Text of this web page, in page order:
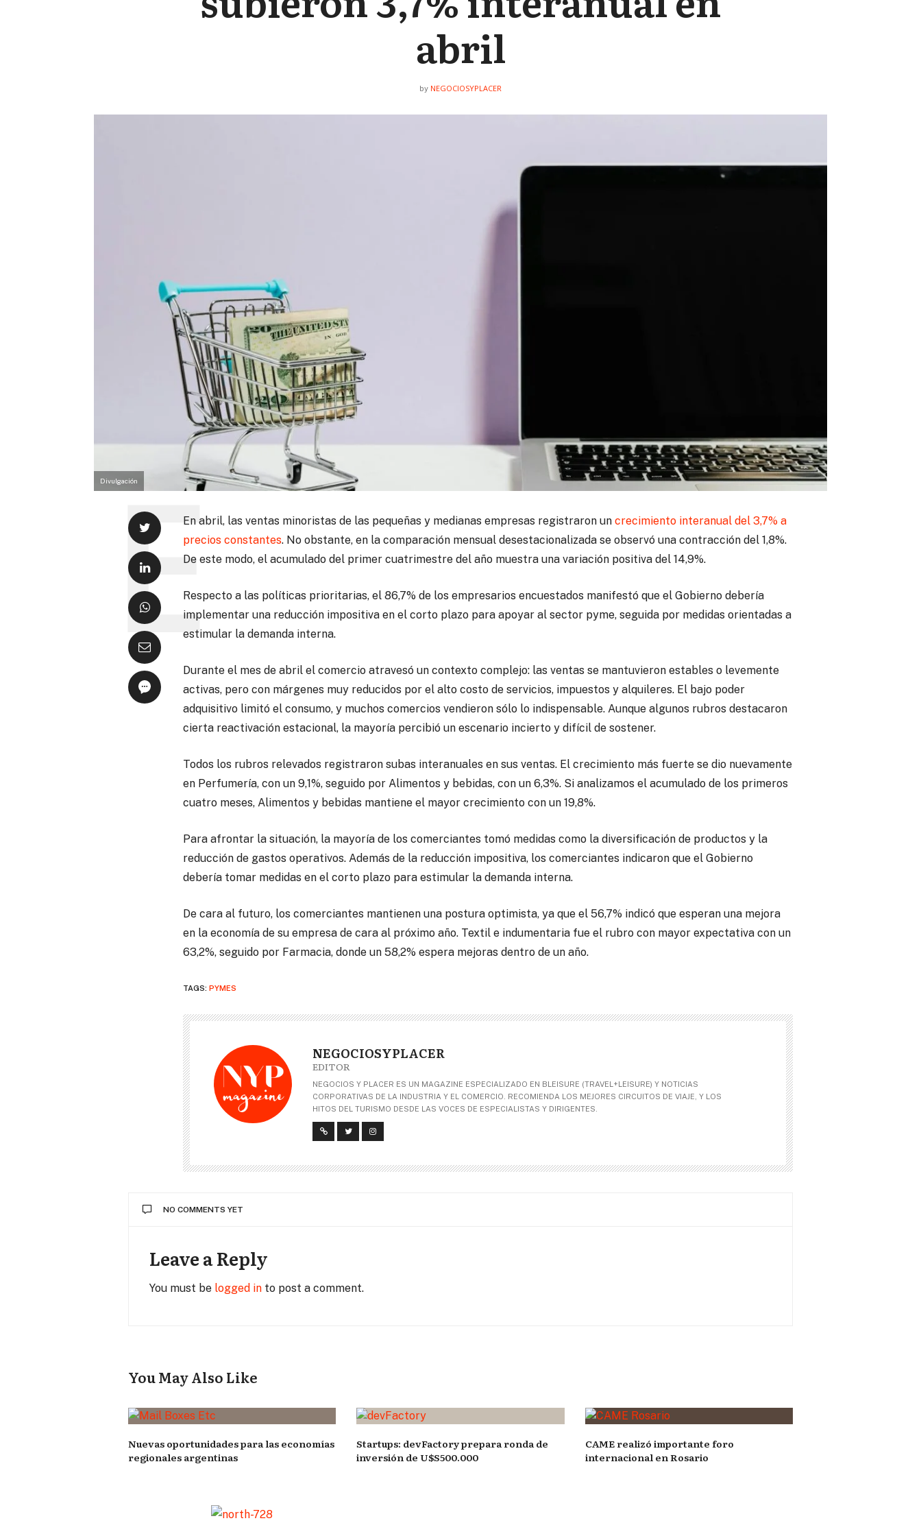
abril
by NEGOCIOSYPLACER
Divulgación
En abril, las ventas minoristas de las pequeñas y medianas empresas registraron un crecimiento interanual del 3,7% a
precios constantes. No obstante, en la comparación mensual desestacionalizada se observó una contracción del 1,8%.
De este modo, el acumulado del primer cuatrimestre del año muestra una variación positiva del 14,9%.
Respecto a las políticas prioritarias, el 86,7% de los empresarios encuestados manifestó que el Gobierno debería
implementar una reducción impositiva en el corto plazo para apoyar al sector pyme, seguida por medidas orientadas a
estimular la demanda interna.
Durante el mes de abril el comercio atravesó un contexto complejo: las ventas se mantuvieron estables o levemente
activas, pero con márgenes muy reducidos por el alto costo de servicios, impuestos y alquileres. El bajo poder
adquisitivo limitó el consumo, y muchos comercios vendieron sólo lo indispensable. Aunque algunos rubros destacaron
cierta reactivación estacional, la mayoría percibió un escenario incierto y difícil de sostener.
Todos los rubros relevados registraron subas interanuales en sus ventas. El crecimiento más fuerte se dio nuevamente
en Perfumería, con un 9,1%, seguido por Alimentos y bebidas, con un 6,3%. Si analizamos el acumulado de los primeros
cuatro meses, Alimentos y bebidas mantiene el mayor crecimiento con un 19,8%.
Para afrontar la situación, la mayoría de los comerciantes tomó medidas como la diversificación de productos y la
reducción de gastos operativos. Además de la reducción impositiva, los comerciantes indicaron que el Gobierno
debería tomar medidas en el corto plazo para estimular la demanda interna.
De cara al futuro, los comerciantes mantienen una postura optimista, ya que el 56,7% indicó que esperan una mejora
en la economía de su empresa de cara al próximo año. Textil e indumentaria fue el rubro con mayor expectativa con un
63,2%, seguido por Farmacia, donde un 58,2% espera mejoras dentro de un año.
TAGS: PYMES
NEGOCIOSYPLACER
EDITOR
NEGOCIOS Y PLACER ES UN MAGAZINE ESPECIALIZADO EN BLEISURE (TRAVEL+LEISURE) Y NOTICIAS
CORPORATIVAS DE LA INDUSTRIA Y EL COMERCIO. RECOMIENDA LOS MEJORES CIRCUITOS DE VIAJE, Y LOS
HITOS DEL TURISMO DESDE LAS VOCES DE ESPECIALISTAS Y DIRIGENTES.
NO COMMENTS YET
Leave a Reply
You must be logged in to post a comment.
You May Also Like
Nuevas oportunidades para las economías
regionales argentinas
Startups: devFactory prepara ronda de
inversión de U$S500.000
CAME realizó importante foro
internacional en Rosario